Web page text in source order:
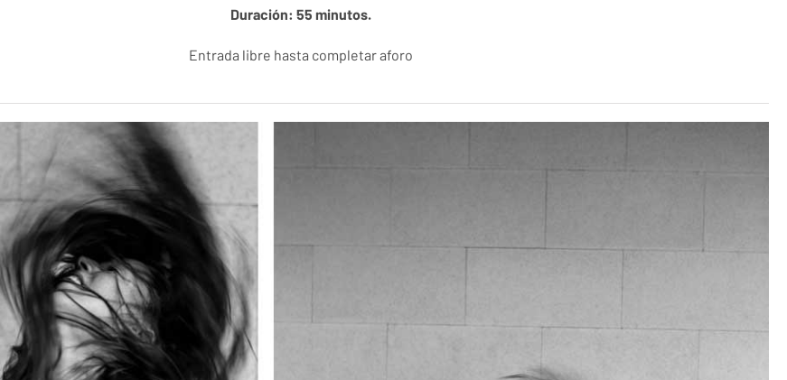
Duración: 55 minutos.
Entrada libre hasta completar aforo